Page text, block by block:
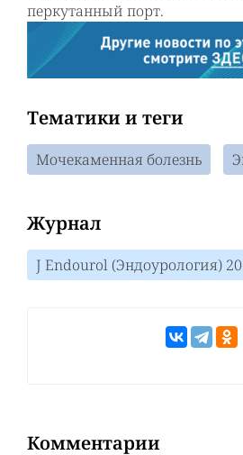
перкутанный порт.
Тематики и теги
Мочекаменная болезнь
Журнал
J Endourol (Эндоурология)
Комментарии